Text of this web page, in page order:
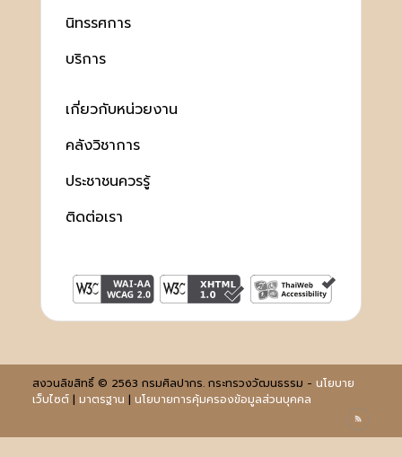
นิทรรศการ
บริการ
เกี่ยวกับหน่วยงาน
คลังวิชาการ
ประชาชนควรรู้
ติดต่อเรา
สงวนลิขสิทธิ์ © 2563 กรมศิลปากร. กระทรวงวัฒนธรรม - นโยบาย
เว็บไซต์| มาตรฐาน | นโยบายการคุ้มครองข้อมูลส่วนบุคคล